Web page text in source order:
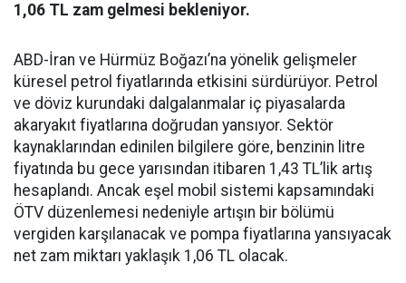
1,06 TL zam gelmesi bekleniyor.
ABD-İran ve Hürmüz Boğazı’na yönelik gelişmeler
küresel petrol fiyatlarında etkisini sürdürüyor. Petrol
ve döviz kurundaki dalgalanmalar iç piyasalarda
akaryakıt fiyatlarına doğrudan yansıyor. Sektör
kaynaklarından edinilen bilgilere göre, benzinin litre
fiyatında bu gece yarısından itibaren 1,43 TL’lik artış
hesaplandı. Ancak eşel mobil sistemi kapsamındaki
ÖTV düzenlemesi nedeniyle artışın bir bölümü
vergiden karşılanacak ve pompa fiyatlarına yansıyacak
net zam miktarı yaklaşık 1,06 TL olacak.